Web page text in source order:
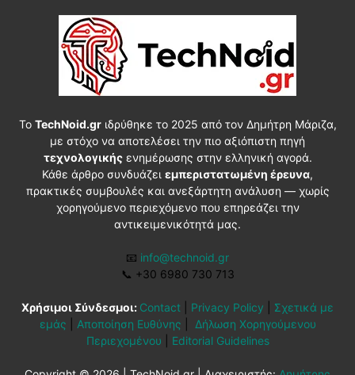
Το TechNoid.grιδρύθηκε το 2025 από τον Δημήτρη Μάριζα,
με στόχο να αποτελέσει την πιο αξιόπιστη πηγή
τεχνολογικήςενημέρωσης στην ελληνική αγορά.
Κάθε άρθρο συνδυάζει εμπεριστατωμένη έρευνα,
πρακτικές συμβουλές και ανεξάρτητη ανάλυση — χωρίς
χορηγούμενο περιεχόμενο που επηρεάζει την
αντικειμενικότητά μας.
📧 info@technoid.gr
📞 +30 6980 730 713
Χρήσιμοι Σύνδεσμοι: Contact Privacy Policy
Σχετικά με
εμάς
Αποποίηση Ευθύνης
Δήλωση Χορηγούμενου
Περιεχομένου
Editorial Guidelines